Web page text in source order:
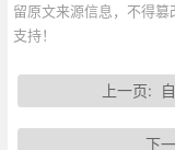
留原文来源信息，不得
支持！
上一页:
下